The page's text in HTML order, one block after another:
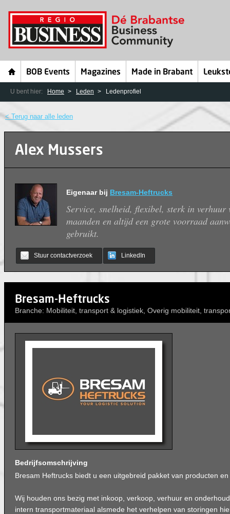
BOB Events Magazines Made in Brabant
U bent hier: Home Leden Ledenprofiel
< Terug naar alle leden
Alex Mussers
Eigenaar bij Bresam-Heftrucks
Service, snelheid, flexibel, sterk in verhuur
maanden en altijd een grote voorraad
gebruikt.
Stuur contactverzoek LinkedIn
Bresam-Heftrucks
Branche: Mobiliteit, transport & logistiek, Overig mobiliteit,
Bedrijfsomschrijving
Bresam Heftrucks biedt u een uitgebreid pakket van producten
Wij houden ons bezig met inkoop, verkoop, verhuur en
intern transportmateriaal alsmede het verhelpen van storingen